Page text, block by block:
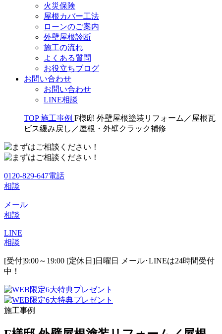
火災保険
屋根カバー工法
ローンのご案内
外壁屋根診断
施工の流れ
よくある質問
お役立ちブログ
お問い合わせ
お問い合わせ
LINE相談
TOP 施工事例 F様邸 外壁屋根塗装リフォーム／屋根瓦
ビス緩み戻し／屋根・外壁クラック補修
0120-829-647電話
相談
メール
相談
LINE
相談
[受付]9:00～19:00 [定休日]日曜日
メール･LINEは24時間受付
中！
施工事例